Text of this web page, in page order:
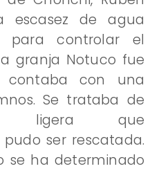
escasez de agua
para controlar el
granja Notuco fue
contaba con una
Se trataba de
ligera que
ser rescatada.
se ha determinado